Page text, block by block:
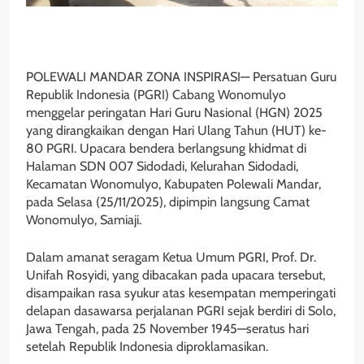
POLEWALI MANDAR ZONA INSPIRASI— Persatuan Guru
Republik Indonesia (PGRI) Cabang Wonomulyo
menggelar peringatan Hari Guru Nasional (HGN) 2025
yang dirangkaikan dengan Hari Ulang Tahun (HUT) ke-
80 PGRI. Upacara bendera berlangsung khidmat di
Halaman SDN 007 Sidodadi, Kelurahan Sidodadi,
Kecamatan Wonomulyo, Kabupaten Polewali Mandar,
pada Selasa (25/11/2025), dipimpin langsung Camat
Wonomulyo, Samiaji.
Dalam amanat seragam Ketua Umum PGRI, Prof. Dr.
Unifah Rosyidi, yang dibacakan pada upacara tersebut,
disampaikan rasa syukur atas kesempatan memperingati
delapan dasawarsa perjalanan PGRI sejak berdiri di Solo,
Jawa Tengah, pada 25 November 1945—seratus hari
setelah Republik Indonesia diproklamasikan.